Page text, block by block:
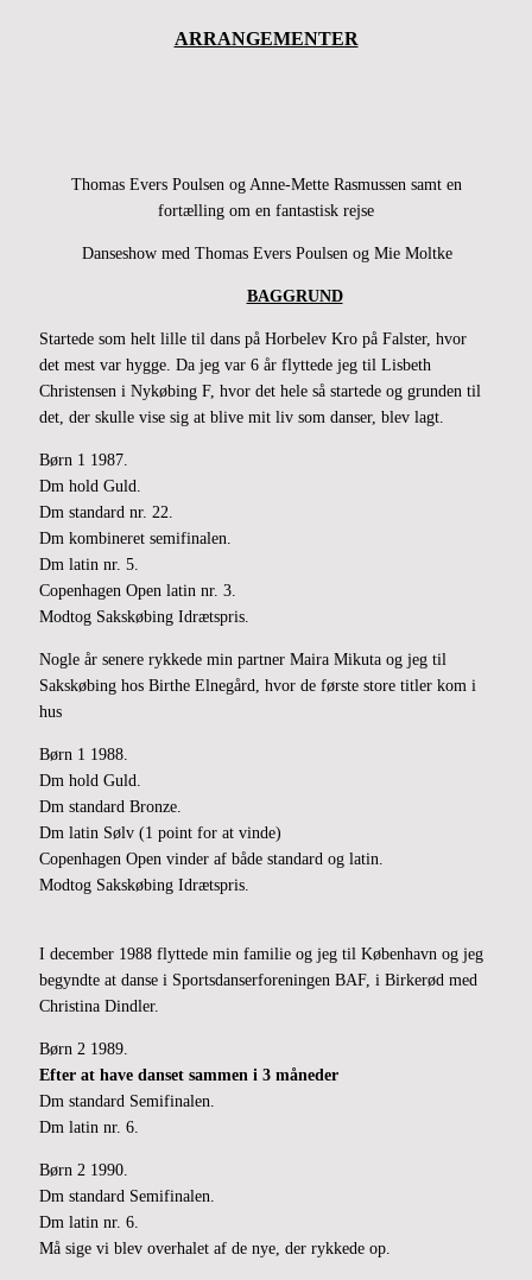
ARRANGEMENTER
Thomas Evers Poulsen og Anne-Mette Rasmussen samt en
fortælling om en fantastisk rejse
Danseshow med Thomas Evers Poulsen og Mie Moltke.
BAGGRUND
Startede som helt lille til dans på Horbelev Kro på Falster, hvor
det mest var hygge. Da jeg var 6 år flyttede jeg til Lisbeth
Christensen i Nykøbing F, hvor det hele så startede og grunden til
det, der skulle vise sig at blive mit liv som danser, blev lagt.
Børn 1 1987.
Dm hold Guld.
Dm standard nr. 22.
Dm kombineret semifinalen.
Dm latin nr. 5.
Copenhagen Open latin nr. 3.
Modtog Sakskøbing Idrætspris.
Nogle år senere rykkede min partner Maira Mikuta og jeg til
Sakskøbing hos Birthe Elnegård, hvor de første store titler kom i
hus
Børn 1 1988.
Dm hold Guld.
Dm standard Bronze.
Dm latin Sølv (1 point for at vinde)
Copenhagen Open vinder af både standard og latin.
Modtog Sakskøbing Idrætspris.
I december 1988 flyttede min familie og jeg til København og jeg
begyndte at danse i Sportsdanserforeningen BAF, i Birkerød med
Christina Dindler.
Børn 2 1989.
Efter at have danset sammen i 3 måneder
Dm standard Semifinalen.
Dm latin nr. 6.
Børn 2 1990.
Dm standard Semifinalen.
Dm latin nr. 6.
Må sige vi blev overhalet af de nye, der rykkede op.